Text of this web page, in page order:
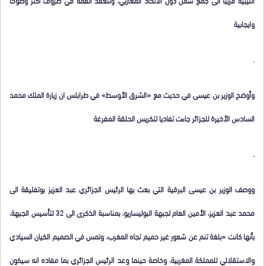
وايجابية
.
وأوضح الوزير بن عيسى في حديث مع «الشرق الأوسط» في طرابلس ان زيارة الملك محمد
السادس الأخيرة للجزائر جاءت تفاديا لتكريس الحلقة المفرغة
.
ووصف الوزير بن عيسى البرقية التي بعث بها الرئيس الجزائري عبد العزيز بوتفليقة الى
محمد عبد العزيز، الأمين العام لجبهة البوليساريو، بمناسبة الذكرى الى 32 لتأسيس الجبهة،
بأنها كانت «بلغة تنم عن شعور غير حميم تجاه المغرب، وتمس في الصميم الكيان السيادي
والاستقلالي للمملكة المغربية، وخاصة حينما وعد الرئيس الجزائري بما مفاده انه سيكون